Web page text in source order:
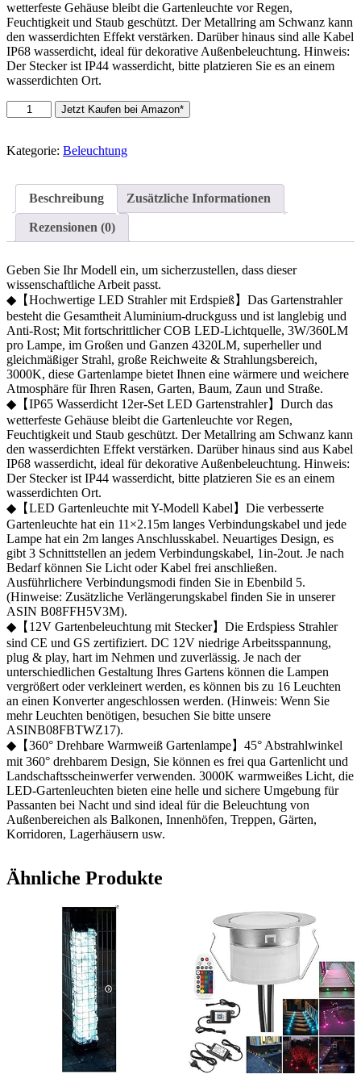
wetterfeste Gehäuse bleibt die Gartenleuchte vor Regen,
Feuchtigkeit und Staub geschützt. Der Metallring am Schwanz kann
den wasserdichten Effekt verstärken. Darüber hinaus sind alle Kabel
IP68 wasserdicht, ideal für dekorative Außenbeleuchtung. Hinweis:
Der Stecker ist IP44 wasserdicht, bitte platzieren Sie es an einem
wasserdichten Ort.
AIMHEIM
12er-
Gartenstrahler
Gartenleuchte
Garten
Beleuchtung
Stecker,
Schwenkbar
Außen-
Strahler…
Menge
Jetzt Kaufen bei Amazon*
Kategorie: Beleuchtung
Beschreibung Zusätzliche Informationen
Rezensionen (0)
Geben Sie Ihr Modell ein, um sicherzustellen, dass dieser
wissenschaftliche Arbeit passt.
◆【Hochwertige LED Strahler mit Erdspieß】Das Gartenstrahler
besteht die Gesamtheit Aluminium-druckguss und ist langlebig und
Anti-Rost; Mit fortschrittlicher COB LED-Lichtquelle, 3W/360LM
pro Lampe, im Großen und Ganzen 4320LM, superheller und
gleichmäßiger Strahl, große Reichweite & Strahlungsbereich,
3000K, diese Gartenlampe bietet Ihnen eine wärmere und weichere
Atmosphäre für Ihren Rasen, Garten, Baum, Zaun und Straße.
◆【IP65 Wasserdicht 12er-Set LED Gartenstrahler】Durch das
wetterfeste Gehäuse bleibt die Gartenleuchte vor Regen,
Feuchtigkeit und Staub geschützt. Der Metallring am Schwanz kann
den wasserdichten Effekt verstärken. Darüber hinaus sind aus Kabel
IP68 wasserdicht, ideal für dekorative Außenbeleuchtung. Hinweis:
Der Stecker ist IP44 wasserdicht, bitte platzieren Sie es an einem
wasserdichten Ort.
◆【LED Gartenleuchte mit Y-Modell Kabel】Die verbesserte
Gartenleuchte hat ein 11×2.15m langes Verbindungskabel und jede
Lampe hat ein 2m langes Anschlusskabel. Neuartiges Design, es
gibt 3 Schnittstellen an jedem Verbindungskabel, 1in-2out. Je nach
Bedarf können Sie Licht oder Kabel frei anschließen.
Ausführlichere Verbindungsmodi finden Sie in Ebenbild 5.
(Hinweise: Zusätzliche Verlängerungskabel finden Sie in unserer
ASIN B08FFH5V3M).
◆【12V Gartenbeleuchtung mit Stecker】Die Erdspiess Strahler
sind CE und GS zertifiziert. DC 12V niedrige Arbeitsspannung,
plug & play, hart im Nehmen und zuverlässig. Je nach der
unterschiedlichen Gestaltung Ihres Gartens können die Lampen
vergrößert oder verkleinert werden, es können bis zu 16 Leuchten
an einen Konverter angeschlossen werden. (Hinweis: Wenn Sie
mehr Leuchten benötigen, besuchen Sie bitte unsere
ASINB08FBTWZ17).
◆【360° Drehbare Warmweiß Gartenlampe】45° Abstrahlwinkel
mit 360° drehbarem Design, Sie können es frei qua Gartenlicht und
Landschaftsscheinwerfer verwenden. 3000K warmweißes Licht, die
LED-Gartenleuchten bieten eine helle und sichere Umgebung für
Passanten bei Nacht und sind ideal für die Beleuchtung von
Außenbereichen als Balkonen, Innenhöfen, Treppen, Gärten,
Korridoren, Lagerhäusern usw.
Ähnliche Produkte